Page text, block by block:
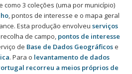
3 coleções (uma por município)
, pontos de interesse e o mapa geral
Esta produção envolveu serviços
de campo, pontos de interesse
de Base de Dados Geográficose
. Para o levantamento de dados
recorreu a meios próprios de